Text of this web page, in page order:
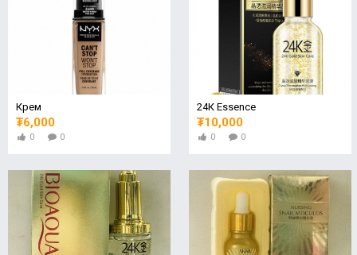
Крем
₮6,000
0 0
24К Essence
₮10,000
0 0